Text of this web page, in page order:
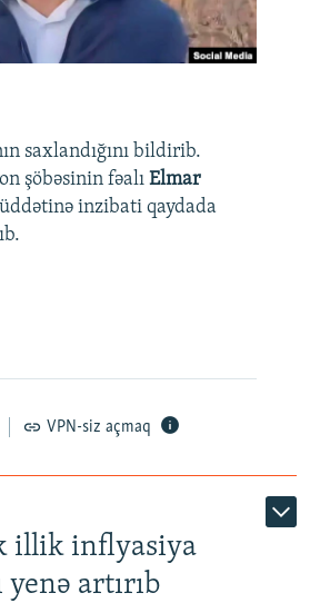
saxlandığını bildirib.
şöbəsinin fəalı Elmar
inzibati qaydada
VPN-siz açmaq
illik inflyasiya
artırıb